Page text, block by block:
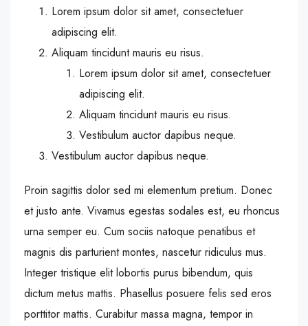
Lorem ipsum dolor sit amet, consectetuer
adipiscing elit.
Aliquam tincidunt mauris eu risus.
Lorem ipsum dolor sit amet, consectetuer
adipiscing elit.
Aliquam tincidunt mauris eu risus.
Vestibulum auctor dapibus neque.
Vestibulum auctor dapibus neque.
Proin sagittis dolor sed mi elementum pretium. Donec
et justo ante. Vivamus egestas sodales est, eu rhoncus
urna semper eu. Cum sociis natoque penatibus et
magnis dis parturient montes, nascetur ridiculus mus.
Integer tristique elit lobortis purus bibendum, quis
dictum metus mattis. Phasellus posuere felis sed eros
porttitor mattis. Curabitur massa magna, tempor in